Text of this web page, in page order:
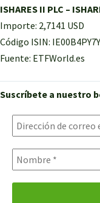
ISHARES II PLC –
Importe: 2,7141 USD
Código ISIN:
Fuente: ETFWorld.es
Suscríbete a nuestro